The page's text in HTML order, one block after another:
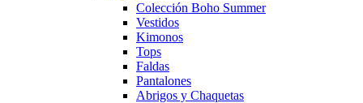
Colección Boho Summer
Vestidos
Kimonos
Tops
Faldas
Pantalones
Abrigos y Chaquetas